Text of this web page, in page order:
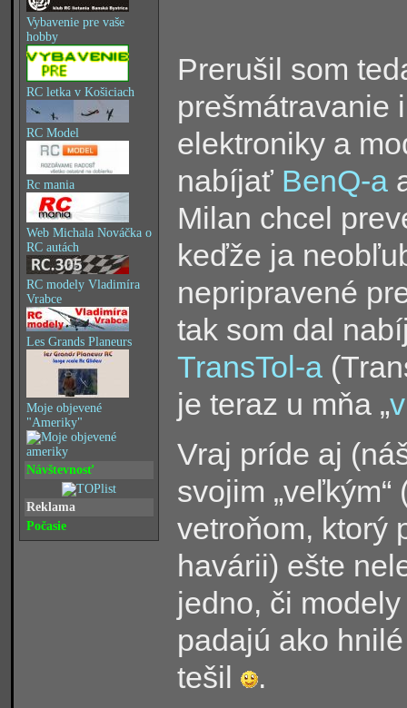
Vybavenie pre vaše
hobby
RC letka v Košiciach
RC Model
Rc mania
Web Michala Nováčka o
RC autách
RC modely Vladimíra
Vrabce
Les Grands Planeurs
Moje objevené
"Ameriky"
Návštevnosť
Reklama
Počasie
Prerušil som
prešmátravanie
elektroniky a
nabíjať BenQ-a
Milan chcel
keďže ja
nepripravené
tak som dal
TransTol-a
je teraz u mňa „
Vraj príde aj
svojim
vetroňom, ktorý
havárii) ešte
jedno, či
padajú ako
tešil
.